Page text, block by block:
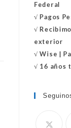
Federal
√ Pagos
√
exterior
√ Wise |
√ 16 años